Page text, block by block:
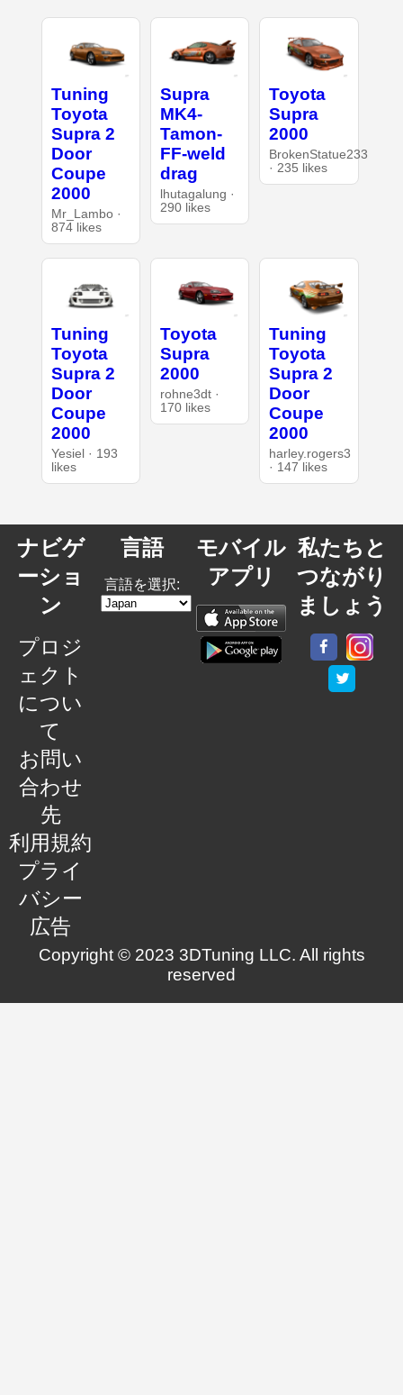
Tuning
Toyota
Supra 2
Door
Coupe
2000
Mr_Lambo ·
874 likes
Supra
MK4-
Tamon-
FF-weld
drag
lhutagalung ·
290 likes
Toyota
Supra
2000
BrokenStatue233
· 235 likes
Tuning
Toyota
Supra 2
Door
Coupe
2000
Yesiel · 193
likes
Toyota
Supra
2000
rohne3dt ·
170 likes
Tuning
Toyota
Supra 2
Door
Coupe
2000
harley.rogers3
· 147 likes
ナビゲ
ーショ
ン
プロジ
ェクト
につい
て
お問い
合わせ
先
利用規約
プライ
バシー
広告
言語
言語を選択:
モバイル
アプリ
私たちと
つながり
ましょう
Copyright © 2023 3DTuning LLC. All rights
reserved